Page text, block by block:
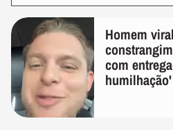
Homem
com
humilhação'